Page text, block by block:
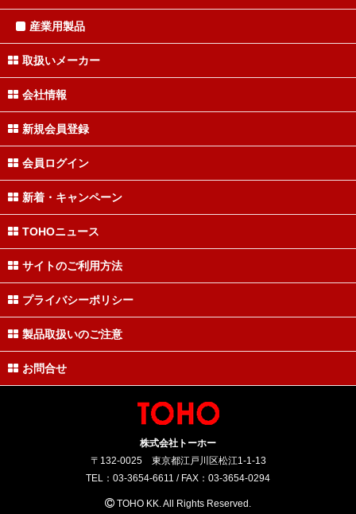
産業用製品
取扱いメーカー
会社情報
新規会員登録
会員ログイン
新着・キャンペーン
TOHOニュース
サイトのご利用方法
プライバシーポリシー
製品取扱いのご注意
お問合せ
株式会社トーホー
〒132-0025 東京都江戸川区松江1-1-13
TEL：03-3654-6611 / FAX：03-3654-0294
TOHO KK. All Rights Reserved.